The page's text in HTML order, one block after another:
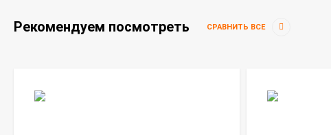
Рекомендуем посмотреть СРАВНИТЬ ВСЕ